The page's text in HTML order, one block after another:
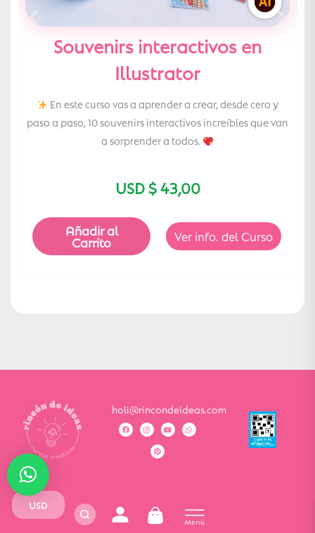
Souvenirs interactivos en
Illustrator
En este curso vas a aprender a crear, desde cero y
paso a paso, 10 souvenirs interactivos increíbles que van
a sorprender a todos.
USD $43,00
Añadir al
Carrito Ver info. del Curso
holi@rincondeideas.com
USD